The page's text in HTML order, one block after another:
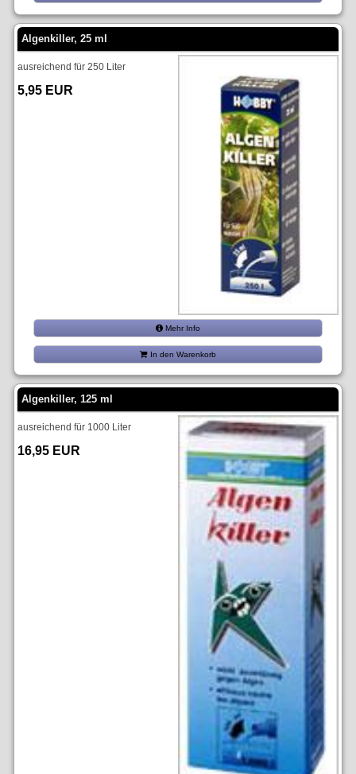
Algenkiller, 25 ml
ausreichend für 250 Liter
5,95 EUR
Mehr Info
In den Warenkorb
Algenkiller, 125 ml
ausreichend für 1000 Liter
16,95 EUR